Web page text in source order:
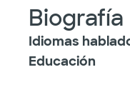
Biografía
Idiomas
Educación